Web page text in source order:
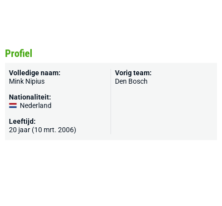
Profiel
Volledige naam:
Mink Nipius
Nationaliteit:
Nederland
Leeftijd:
20 jaar (10 mrt. 2006)
Vorig team:
Den Bosch